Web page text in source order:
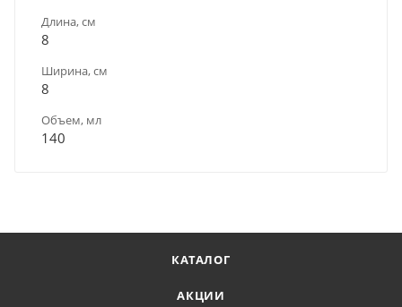
Длина, см
8
Ширина, см
8
Объем, мл
140
КАТАЛОГ
АКЦИИ